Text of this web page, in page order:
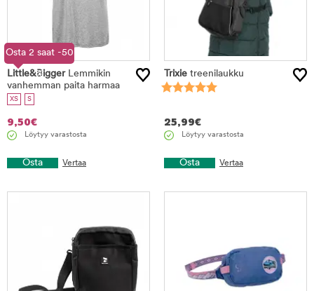
Osta 2 saat -50
%
Little&BiggerLemmikin
vanhemman paita harmaa
XS S
9,50€
Löytyy varastosta
Osta Vertaa
Trixie treenilaukku
25,99€
Löytyy varastosta
Osta Vertaa